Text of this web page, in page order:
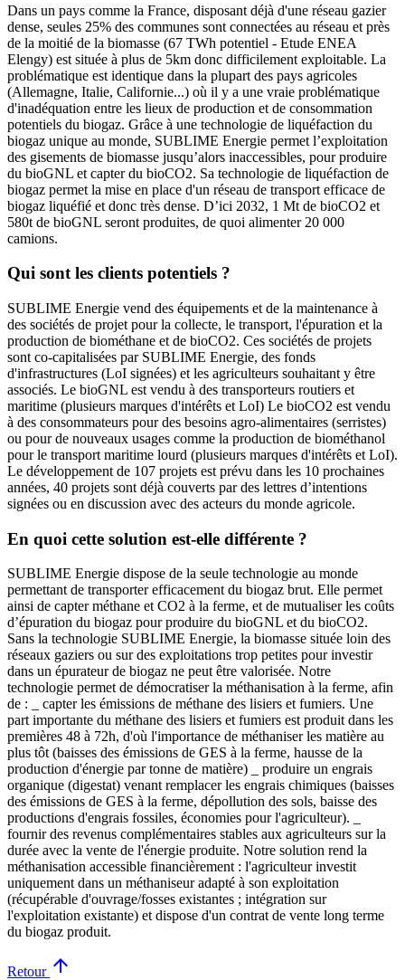
Dans un pays comme la France, disposant déjà d'une réseau gazier
dense, seules 25% des communes sont connectées au réseau et près
de la moitié de la biomasse (67 TWh potentiel - Etude ENEA
Elengy) est située à plus de 5km donc difficilement exploitable. La
problématique est identique dans la plupart des pays agricoles
(Allemagne, Italie, Californie...) où il y a une vraie problématique
d'inadéquation entre les lieux de production et de consommation
potentiels du biogaz. Grâce à une technologie de liquéfaction du
biogaz unique au monde, SUBLIME Energie permet l’exploitation
des gisements de biomasse jusqu’alors inaccessibles, pour produire
du bioGNL et capter du bioCO2. Sa technologie de liquéfaction de
biogaz permet la mise en place d'un réseau de transport efficace de
biogaz liquéfié et donc très dense. D’ici 2032, 1 Mt de bioCO2 et
580t de bioGNL seront produites, de quoi alimenter 20 000
camions.
Qui sont les clients potentiels ?
SUBLIME Energie vend des équipements et de la maintenance à
des sociétés de projet pour la collecte, le transport, l'épuration et la
production de biométhane et de bioCO2. Ces sociétés de projets
sont co-capitalisées par SUBLIME Energie, des fonds
d'infrastructures (LoI signées) et les agriculteurs souhaitant y être
associés. Le bioGNL est vendu à des transporteurs routiers et
maritime (plusieurs marques d'intérêts et LoI) Le bioCO2 est vendu
à des consommateurs pour des besoins agro-alimentaires (serristes)
ou pour de nouveaux usages comme la production de biométhanol
pour le transport maritime lourd (plusieurs marques d'intérêts et LoI).
Le développement de 107 projets est prévu dans les 10 prochaines
années, 40 projets sont déjà couverts par des lettres d’intentions
signées ou en discussion avec des acteurs du monde agricole.
En quoi cette solution est-elle différente ?
SUBLIME Energie dispose de la seule technologie au monde
permettant de transporter efficacement du biogaz brut. Elle permet
ainsi de capter méthane et CO2 à la ferme, et de mutualiser les coûts
d’épuration du biogaz pour produire du bioGNL et du bioCO2.
Sans la technologie SUBLIME Energie, la biomasse située loin des
réseaux gaziers ou sur des exploitations trop petites pour investir
dans un épurateur de biogaz ne peut être valorisée. Notre
technologie permet de démocratiser la méthanisation à la ferme, afin
de : _ capter les émissions de méthane des lisiers et fumiers. Une
part importante du méthane des lisiers et fumiers est produit dans les
premières 48 à 72h, d'où l'importance de méthaniser les matière au
plus tôt (baisses des émissions de GES à la ferme, hausse de la
production d'énergie par tonne de matière) _ produire un engrais
organique (digestat) venant remplacer les engrais chimiques (baisses
des émissions de GES à la ferme, dépollution des sols, baisse des
productions d'engrais fossiles, économies pour l'agriculteur). _
fournir des revenus complémentaires stables aux agriculteurs sur la
durée avec la vente de l'énergie produite. Notre solution rend la
méthanisation accessible financièrement : l'agriculteur investit
uniquement dans un méthaniseur adapté à son exploitation
(récupérable d'ouvrage/fosses existantes ; intégration sur
l'exploitation existante) et dispose d'un contrat de vente long terme
du biogaz produit.
Retour arrow_upward